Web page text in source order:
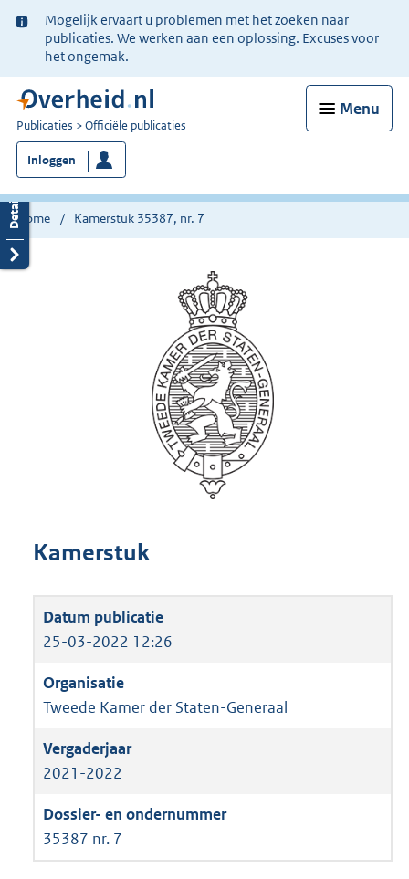
Ter
informatie:
Mogelijk ervaart u problemen met het zoeken naar
publicaties. We werken aan een oplossing. Excuses voor
het ongemak.
Menu
U
bent
nu
hier:
Publicaties Officiële publicaties
Inloggen
Home Kamerstuk 35387, nr. 7
Kamerstuk
25-03-2022 12:26
Tweede Kamer der Staten-Generaal
2021-2022
35387 nr. 7